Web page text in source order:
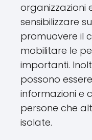
organizzazioni
sensibilizzare
promuovere il
mobilitare le
importanti.
possono
informazioni e
persone che
isolate.